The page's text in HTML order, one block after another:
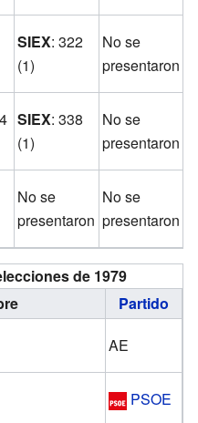
SIEX: 322
(1)
No se
presentaron
SIEX: 338
(1)
No se
presentaron
No se
presentaron
No se
presentaron
de 1979
Partido
AE
PSOE